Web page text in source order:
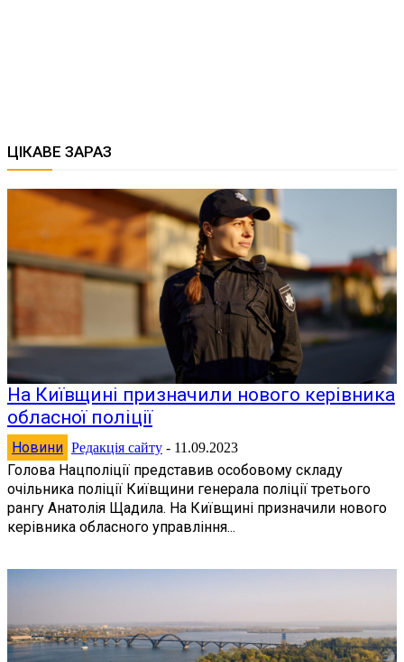
ЦІКАВЕ ЗАРАЗ
На Київщині призначили нового керівника
обласної поліції
Новини Редакція сайту - 11.09.2023
Голова Нацполіції представив особовому складу
очільника поліції Київщини генерала поліції третього
рангу Анатолія Щадила. На Київщині призначили нового
керівника обласного управління...